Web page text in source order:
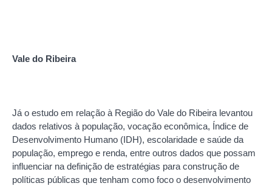
Vale do Ribeira
Já o estudo em relação à Região do Vale do Ribeira levantou
dados relativos à população, vocação econômica, Índice de
Desenvolvimento Humano (IDH), escolaridade e saúde da
população, emprego e renda, entre outros dados que possam
influenciar na definição de estratégias para construção de
políticas públicas que tenham como foco o desenvolvimento